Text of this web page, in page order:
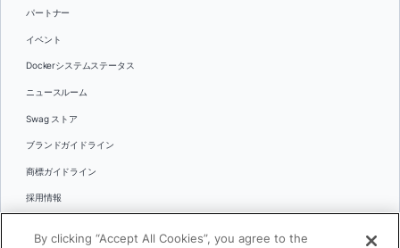
パートナー
イベント
Dockerシステムステータス
ニュースルーム
Swag ストア
ブランドガイドライン
商標ガイドライン
採用情報
言語By clicking “Accept All Cookies”, you agree to the